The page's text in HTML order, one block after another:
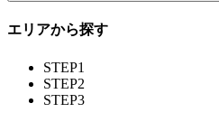
エリアから探す
STEP1
STEP2
STEP3